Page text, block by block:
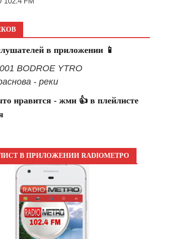
в приложении 📱
BODROE YTRO
- реки
нравится - жми 👍 в плейлисте
В ПРИЛОЖЕНИИ RADIOМЕТРО